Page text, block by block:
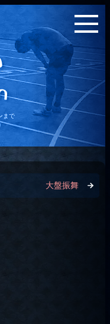
まで
大盤振舞